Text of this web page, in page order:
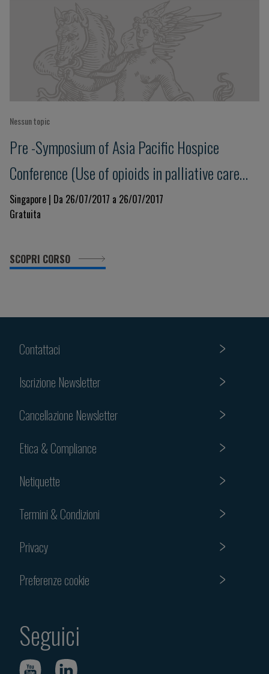
Nessun topic
Pre -Symposium of Asia Pacific Hospice
Conference (Use of opioids in palliative care
and cancer pain, 26-29 Luglio 2017): New
frontiers in cancer pain management - a
palliative care perspective
Singapore | Da 26/07/2017 a 26/07/2017
Gratuita
SCOPRI CORSO
Contattaci
Iscrizione Newsletter
Cancellazione Newsletter
Etica & Compliance
Netiquette
Termini & Condizioni
Privacy
Preferenze cookie
Seguici